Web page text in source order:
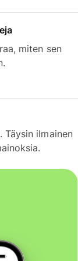
miten sen
Täysin ilmainen